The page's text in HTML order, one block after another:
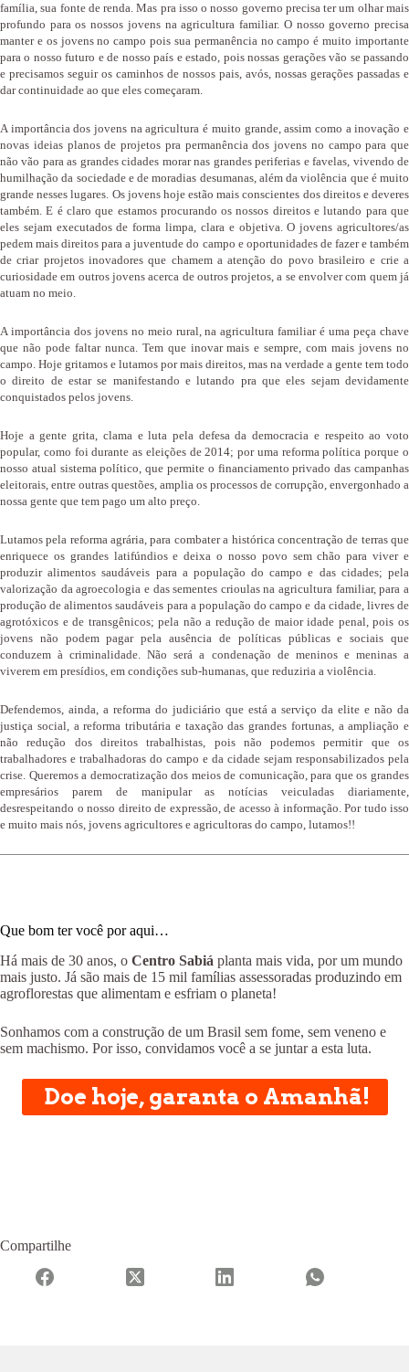
família, sua fonte de renda. Mas pra isso o nosso governo precisa ter um olhar mais
profundo para os nossos jovens na agricultura familiar. O nosso governo precisa
manter e os jovens no campo pois sua permanência no campo é muito importante
para o nosso futuro e de nosso país e estado, pois nossas gerações vão se passando
e precisamos seguir os caminhos de nossos pais, avós, nossas gerações passadas e
dar continuidade ao que eles começaram.
A importância dos jovens na agricultura é muito grande, assim como a inovação e
novas ideias planos de projetos pra permanência dos jovens no campo para que
não vão para as grandes cidades morar nas grandes periferias e favelas, vivendo de
humilhação da sociedade e de moradias desumanas, além da violência que é muito
grande nesses lugares. Os jovens hoje estão mais conscientes dos direitos e deveres
também. E é claro que estamos procurando os nossos direitos e lutando para que
eles sejam executados de forma limpa, clara e objetiva. O jovens agricultores/as
pedem mais direitos para a juventude do campo e oportunidades de fazer e também
de criar projetos inovadores que chamem a atenção do povo brasileiro e crie a
curiosidade em outros jovens acerca de outros projetos, a se envolver com quem já
atuam no meio.
A importância dos jovens no meio rural, na agricultura familiar é uma peça chave
que não pode faltar nunca. Tem que inovar mais e sempre, com mais jovens no
campo. Hoje gritamos e lutamos por mais direitos, mas na verdade a gente tem todo
o direito de estar se manifestando e lutando pra que eles sejam devidamente
conquistados pelos jovens.
Hoje a gente grita, clama e luta pela defesa da democracia e respeito ao voto
popular, como foi durante as eleições de 2014; por uma reforma política porque o
nosso atual sistema político, que permite o financiamento privado das campanhas
eleitorais, entre outras questões, amplia os processos de corrupção, envergonhado a
nossa gente que tem pago um alto preço.
Lutamos pela reforma agrária, para combater a histórica concentração de terras que
enriquece os grandes latifúndios e deixa o nosso povo sem chão para viver e
produzir alimentos saudáveis para a população do campo e das cidades; pela
valorização da agroecologia e das sementes crioulas na agricultura familiar, para a
produção de alimentos saudáveis para a população do campo e da cidade, livres de
agrotóxicos e de transgênicos; pela não a redução de maior idade penal, pois os
jovens não podem pagar pela ausência de políticas públicas e sociais que
conduzem à criminalidade. Não será a condenação de meninos e meninas a
viverem em presídios, em condições sub-humanas, que reduziria a violência.
Defendemos, ainda, a reforma do judiciário que está a serviço da elite e não da
justiça social, a reforma tributária e taxação das grandes fortunas, a ampliação e
não redução dos direitos trabalhistas, pois não podemos permitir que os
trabalhadores e trabalhadoras do campo e da cidade sejam responsabilizados pela
crise. Queremos a democratização dos meios de comunicação, para que os grandes
empresários parem de manipular as notícias veiculadas diariamente,
desrespeitando o nosso direito de expressão, de acesso à informação. Por tudo isso
e muito mais nós, jovens agricultores e agricultoras do campo, lutamos!!
Que bom ter você por aqui…
Há mais de 30 anos, o Centro Sabiá planta mais vida, por um mundo
mais justo. Já são mais de 15 mil famílias assessoradas produzindo em
agroflorestas que alimentam e esfriam o planeta!
Sonhamos com a construção de um Brasil sem fome, sem veneno e
sem machismo. Por isso, convidamos você a se juntar a esta luta.
Doe hoje, garanta o Amanhã!
Compartilhe